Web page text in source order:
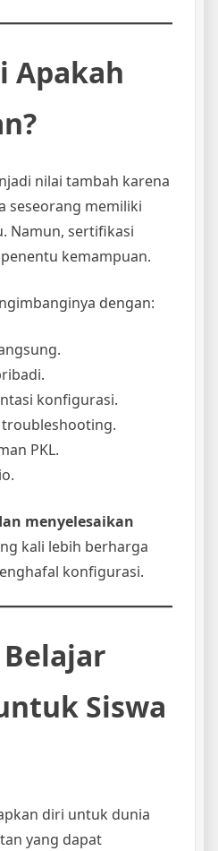
Apakah
nilai tambah karena
seseorang memiliki
Namun, sertifikasi
kemampuan.
dengan:
konfigurasi.
troubleshooting.
PKL.
menyelesaikan
kali lebih berharga
konfigurasi.
Siswa
diri untuk dunia
yang dapat